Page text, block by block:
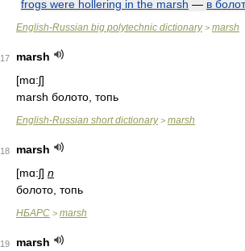
frogs were hollering in the marsh — в
English-Russian big polytechnic dictionary> marsh
17
marsh
[mɑ:ʃ]
marsh болото, топь
English-Russian short dictionary> marsh
18
marsh
[mɑ:ʃ] n
болото, топь
НБАРС > marsh
19
marsh